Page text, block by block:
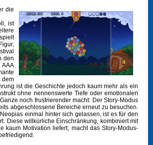
die
ist
den
ist die Geschichte jedoch kaum mehr als ein
ohne nennenswerte Tiefe oder emotionalen
noch frustrierender macht: Der Story-Modus
abgeschlossene Bereiche erneut zu besuchen.
einmal hinter sich gelassen, ist es für den
Diese willkürliche Einschränkung, kombiniert mit
kaum Motivation liefert, macht das Story-Modus-